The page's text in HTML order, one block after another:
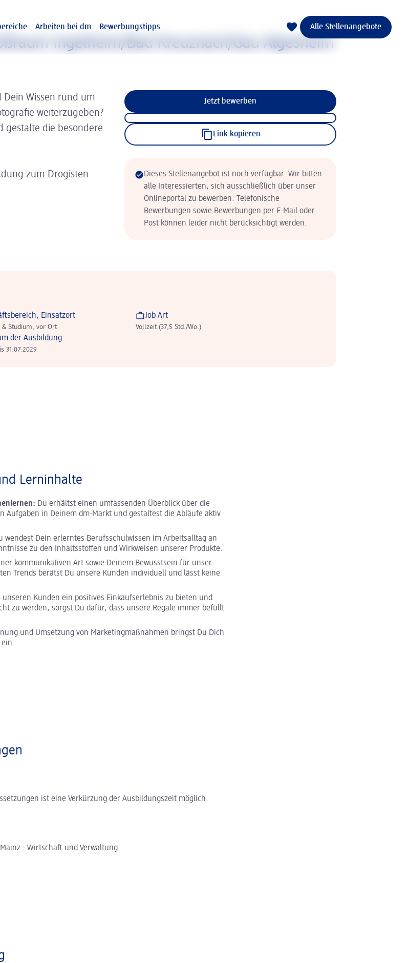
Arbeiten bei dm Bewerbungstipps Alle Stellenangebote
Ingelheim/Bad Kreuznach/Gau Algesheim
Wissen rund um
weiterzugeben?
gestalte die besondere
zum Drogisten
Jetzt bewerben
Link kopieren
Dieses Stellenangebot ist noch verfügbar. Wir bitten
alle Interessierten, sich ausschließlich über unser
Onlineportal zu bewerben. Telefonische
Bewerbungen sowie Bewerbungen per E-Mail oder
Post können leider nicht berücksichtigt werden.
Einsatzort
& Studium, vor Ort
Job Art
Vollzeit (37,5 Std./Wo.)
der Ausbildung
31.07.2029
Lerninhalte
Du erhältst einen umfassenden Überblick über die
Aufgaben in Deinem dm-Markt und gestaltest die Abläufe aktiv
wendest Dein erlerntes Berufsschulwissen im Arbeitsalltag an
zu den Inhaltsstoffen und Wirkweisen unserer Produkte.
kommunikativen Art sowie Deinem Bewusstsein für unser
Trends berätst Du unsere Kunden individuell und lässt keine
unseren Kunden ein positives Einkaufserlebnis zu bieten und
zu werden, sorgst Du dafür, dass unsere Regale immer befüllt
und Umsetzung von Marketingmaßnahmen bringst Du Dich
ein.
ist eine Verkürzung der Ausbildungszeit möglich.
- Wirtschaft und Verwaltung